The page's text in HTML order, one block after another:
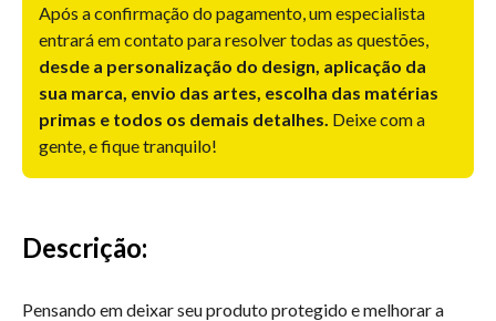
Após a confirmação do pagamento, um especialista
entrará em contato para resolver todas as questões,
desde a personalização do design, aplicação da
sua marca, envio das artes, escolha das matérias
primas e todos os demais detalhes. Deixe com a
gente, e fique tranquilo!
Descrição:
Pensando em deixar seu produto protegido e melhorar a